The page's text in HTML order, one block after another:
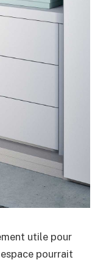
utile pour
pourrait